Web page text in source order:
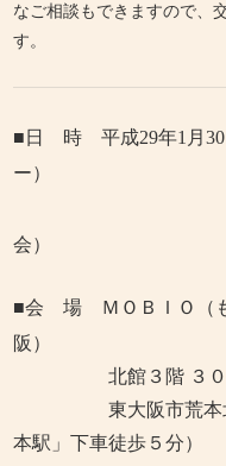
なご相談もできますので、
す。
■日 時 平成29年1 月30
ー）
会）
■会 場 ＭＯＢＩＯ（
阪）
北館３階 ３０
東大阪市荒本北
本駅」下車徒歩５分）